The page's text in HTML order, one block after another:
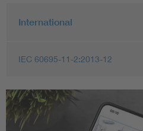
International
IEC 60695-11-2:2013-12